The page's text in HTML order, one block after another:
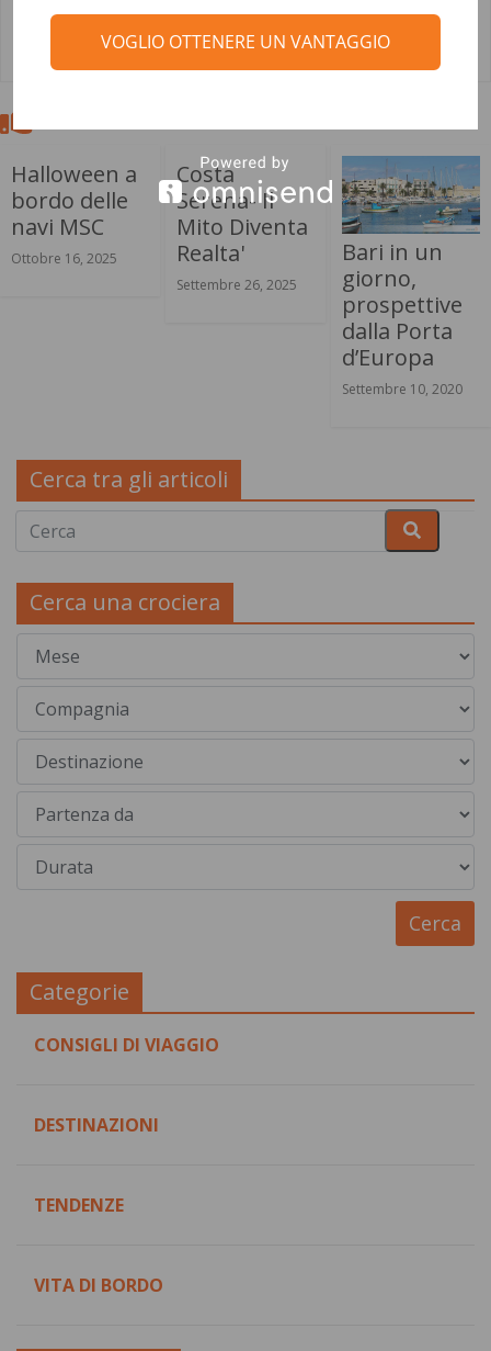
Clicca per scoprirle .
Halloween a
bordo delle
navi MSC
Ottobre 16, 2025
Costa
Serena- Il
Mito Diventa
Realta'
Settembre 26, 2025
Bari in un
giorno,
prospettive
dalla Porta
d’Europa
Settembre 10, 2020
Cerca tra gli articoli
Cerca una crociera
Categorie
CONSIGLI DI VIAGGIO
DESTINAZIONI
TENDENZE
VITA DI BORDO
VOGLIO OTTENERE UN VANTAGGIO